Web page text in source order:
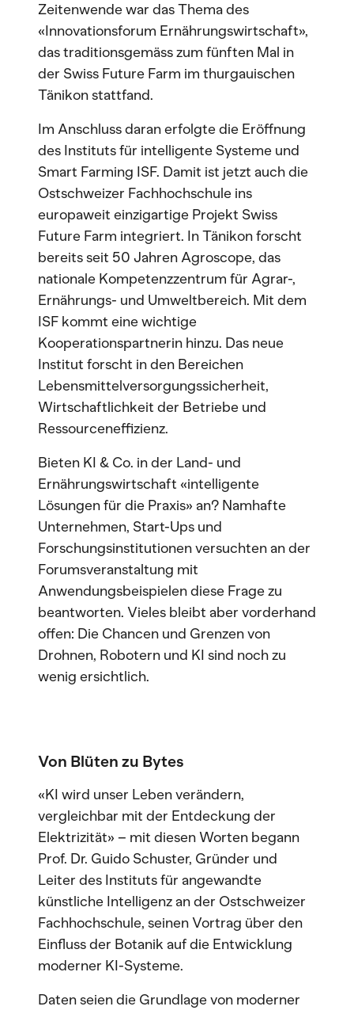
Zeitenwende war das Thema des
«Innovationsforum Ernährungswirtschaft»,
das traditionsgemäss zum fünften Mal in
der Swiss Future Farm im thurgauischen
Tänikon stattfand.
Im Anschluss daran erfolgte die Eröffnung
des Instituts für intelligente Systeme und
Smart Farming ISF. Damit ist jetzt auch die
Ostschweizer Fachhochschule ins
europaweit einzigartige Projekt Swiss
Future Farm integriert. In Tänikon forscht
bereits seit 50 Jahren Agroscope, das
nationale Kompetenzzentrum für Agrar-,
Ernährungs- und Umweltbereich. Mit dem
ISF kommt eine wichtige
Kooperationspartnerin hinzu. Das neue
Institut forscht in den Bereichen
Lebensmittelversorgungssicherheit,
Wirtschaftlichkeit der Betriebe und
Ressourceneffizienz.
Bieten KI & Co. in der Land- und
Ernährungswirtschaft «intelligente
Lösungen für die Praxis» an? Namhafte
Unternehmen, Start-Ups und
Forschungsinstitutionen versuchten an der
Forumsveranstaltung mit
Anwendungsbeispielen diese Frage zu
beantworten. Vieles bleibt aber vorderhand
offen: Die Chancen und Grenzen von
Drohnen, Robotern und KI sind noch zu
wenig ersichtlich.
Von Blüten zu Bytes
«KI wird unser Leben verändern,
vergleichbar mit der Entdeckung der
Elektrizität» – mit diesen Worten begann
Prof. Dr. Guido Schuster, Gründer und
Leiter des Instituts für angewandte
künstliche Intelligenz an der Ostschweizer
Fachhochschule, seinen Vortrag über den
Einfluss der Botanik auf die Entwicklung
moderner KI-Systeme.
Daten seien die Grundlage von moderner